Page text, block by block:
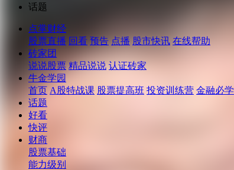
话题
点掌财经
股票直播 回看 预告 点播 股市快讯 在线帮助
砖家团
说说股票 精品说说 认证砖家
牛金学园
首页 A股特战课 股票提高班 投资训练营 金融必学
话题
好看
快评
财商
股票基础
能力级别